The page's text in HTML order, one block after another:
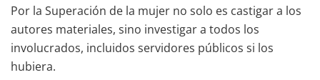
Por la Superación de la mujer no solo es castigar a los
autores materiales, sino investigar a todos los
involucrados, incluidos servidores públicos si los
hubiera.